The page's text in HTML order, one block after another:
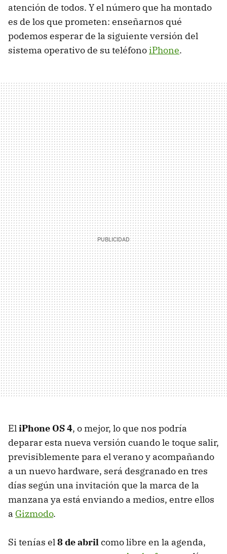
atención de todos. Y el número que ha montado
es de los que prometen: enseñarnos qué
podemos esperar de la siguiente versión del
sistema operativo de su teléfonoiPhone.
EliPhone OS 4, o mejor, lo que nos podría
deparar esta nueva versión cuando le toque salir,
previsiblemente para el verano y acompañando
a un nuevo hardware, será desgranado en tres
días según una invitación que la marca de la
manzana ya está enviando a medios, entre ellos
a Gizmodo.
Si tenías el8 de abrilcomo libre en la agenda,